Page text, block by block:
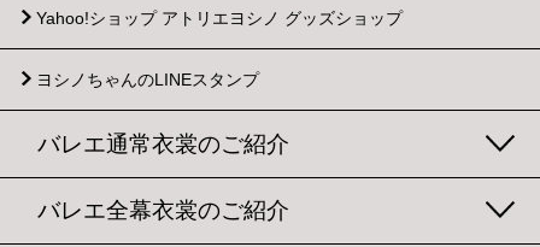
Yahoo!ショップ アトリエヨシノ グッズショップ
ヨシノちゃんのLINEスタンプ
バレエ通常衣裳のご紹介
バレエ全幕衣裳のご紹介